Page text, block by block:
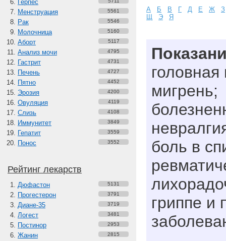
Герпес
Менструация 5561
Рак 5546
Молочница 5160
Аборт 5117
Анализ мочи 4795
Гастрит 4731
Печень 4727
Пятно 4452
Эрозия 4200
Овуляция 4119
Слизь 4108
Иммунитет 3849
Гепатит 3559
Понос 3552
Рейтинг лекарств
Дюфастон 5131
Прогестерон 3791
Диане-35 3719
Логест 3481
Постинор 2953
Жанин 2815
А Б В Г Д Е Ж
З
Щ
Э Я
мигрень;
боль в
гриппе и